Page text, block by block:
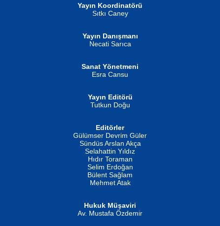
İSMAİL OKUTAN
Erkeklerin Kahrolması Ne Demektir
Evvel Zaman Tanrıçası...
Yayın Koordinatörü
Sıtkı Caney
Yayın Danışmanı
Necati Sarıca
Sanat Yönetmeni
Esra Cansu
Yayın Editörü
Tutkun Doğu
Editörler
Gülümser Devrim Güler
Sündüs Arslan Akça
Selahattin Yıldız
Hıdır Toraman
Selim Erdoğan
Bülent Sağlam
Mehmet Atak
Hukuk Müşaviri
Av. Mustafa Özdemir